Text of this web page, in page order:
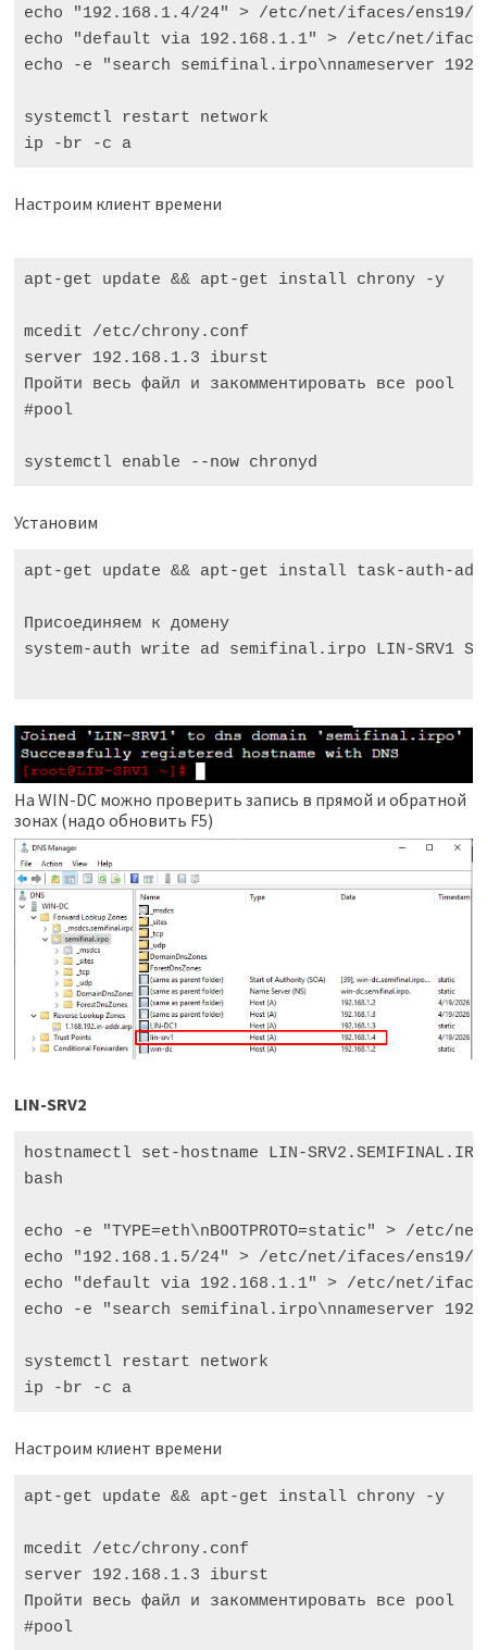
echo "192.168.1.4/24" > /etc/net/ifaces/ens19/
echo "default via 192.168.1.1" > /etc/net/
echo -e "search semifinal.irpo\nnameserver
systemctl restart network
ip -br -c a
Настроим клиент времени
apt-get update && apt-get install chrony -y
mcedit /etc/chrony.conf
server 192.168.1.3 iburst
Пройти весь файл и закомментировать все pool
#pool
systemctl enable --now chronyd
Установим
apt-get update && apt-get install task-auth-ad-
Присоединяем к домену
system-auth write ad semifinal.irpo LIN-SRV1
На WIN-DC можно проверить запись в прямой и обратной
зонах (надо обновить F5)
LIN-SRV2
hostnamectl set-hostname LIN-
bash
echo -e "TYPE=eth\nBOOTPROTO=static" > /etc/
echo "192.168.1.5/24" > /etc/net/ifaces/ens19/
echo "default via 192.168.1.1" > /etc/net/
echo -e "search semifinal.irpo\nnameserver
systemctl restart network
ip -br -c a
Настроим клиент времени
apt-get update && apt-get install chrony -y
mcedit /etc/chrony.conf
server 192.168.1.3 iburst
Пройти весь файл и закомментировать все pool
#pool